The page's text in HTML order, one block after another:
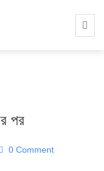
পর
0 Comment